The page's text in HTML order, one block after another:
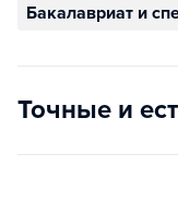
Бакалавриат и
Точные и